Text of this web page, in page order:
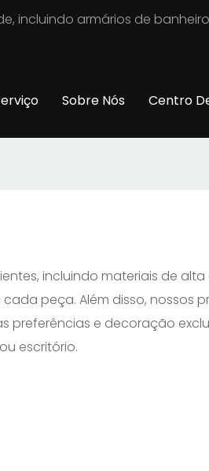
incluindo armários de banheiro
Sobre Nós Centro
incluindo materiais de
peça. Além disso, nossos
e decoração
escritório.